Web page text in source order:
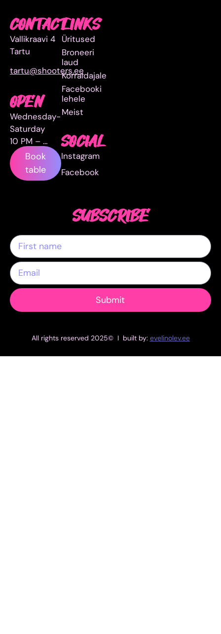
CONTACT
Vallikraavi 4
Tartu
tartu@shooters.ee
OPEN
Wednesday-
Saturday
10 PM – …
Book
table
LINKS
Üritused
Broneeri
laud
Korraldajale
Facebooki
lehele
Meist
SOCIAL
Instagram
Facebook
SUBSCRIBE
Submit
All rights reserved 2025© I built by: evelinolev.ee